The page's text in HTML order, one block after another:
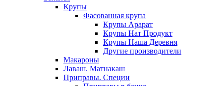
Крупы
Фасованная крупа
Крупы Арарат
Крупы Нат Продукт
Крупы Наша Деревня
Другие производители
Макароны
Лаваш. Матнакаш
Приправы. Специи